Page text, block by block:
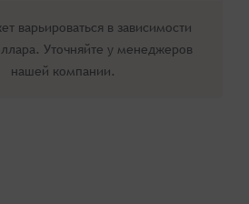
варьироваться в зависимости
Уточняйте у менеджеров
нашей компании.